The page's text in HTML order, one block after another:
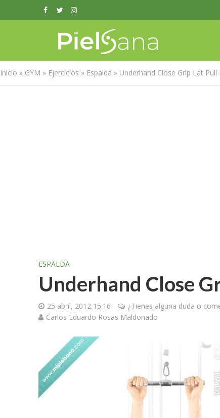
Inicio » GYM » Ejercicios » Espalda » Underhand Close Grip Lat Pull
ESPALDA
Underhand Close
25 abril, 2012 15:16
¿Tienes alguna duda o
Carlos Eduardo Rosas Maldonado